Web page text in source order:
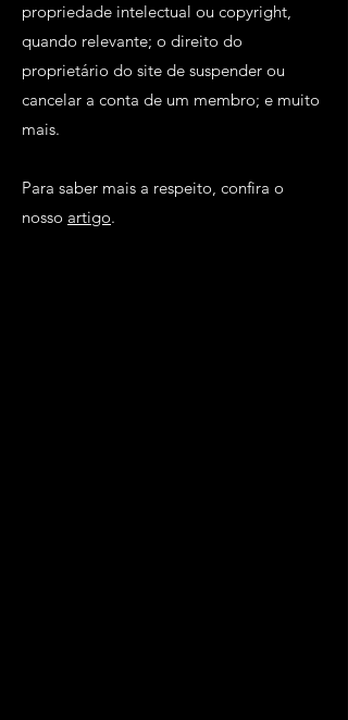
propriedade intelectual ou copyright,
quando relevante; o direito do
proprietário do site de suspender ou
cancelar a conta de um membro; e muito
mais.
Para saber mais a respeito, confira o
nosso artigo.